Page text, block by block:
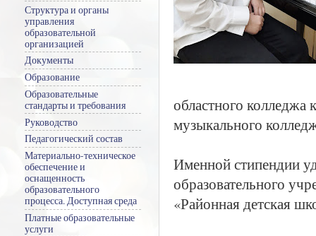
областного колледжа
музыкального
Именной стипендии
образовательного
«Районная детская
Структура и органы
управления
образовательной
организацией
Документы
Образование
Образовательные
стандарты и требования
Руководство
Педагогический состав
Материально-техническое
обеспечение и
оснащенность
образовательного
процесса. Доступная среда
Платные образовательные
услуги